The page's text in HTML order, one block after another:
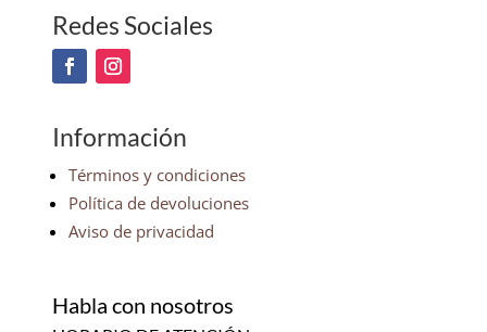
Redes Sociales
Información
Términos y condiciones
Política de devoluciones
Aviso de privacidad
Habla con nosotros